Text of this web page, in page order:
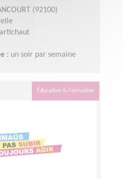
(92100)
: un soir par semaine
Éducation & Formation